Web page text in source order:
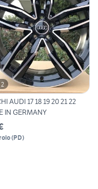
2
AUDI 17 18 19 20 21 22
IN GERMANY
(PD)